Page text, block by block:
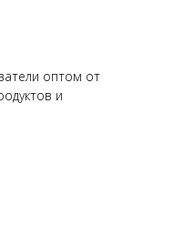
оптом от
и